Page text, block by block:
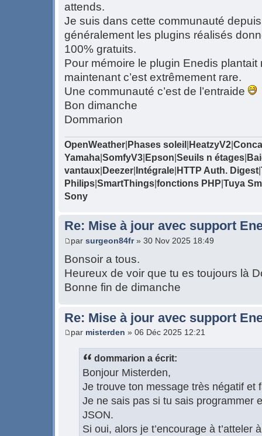
attends.
Je suis dans cette communauté
généralement les plugins réalisés
100% gratuits.
Pour mémoire le plugin Enedis plantait
maintenant c’est extrêmement rare.
Une communauté c’est de l’entraide
Bon dimanche
Dommarion
OpenWeather Phases soleil HeatzyV2
Yamaha SomfyV3 Epson Seuils n étages
vantaux Deezer Intégrale HTTP Auth. Digest
Philips SmartThings fonctions PHP Tuya
Sony
Re: Mise à jour avec support
par surgeon84fr» 30 Nov 2025 18:49
Bonsoir a tous.
Heureux de voir que tu es toujours là
Bonne fin de dimanche
Re: Mise à jour avec support
par misterden » 06 Déc 2025 12:21
dommarion a écrit:
Bonjour Misterden,
Je trouve ton message très négatif et
Je ne sais pas si tu sais programmer
JSON.
Si oui, alors je t’encourage à t’atteler